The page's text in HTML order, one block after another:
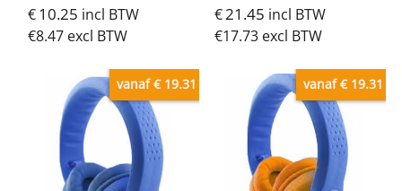
€10.25 incl BTW
€8.47 excl BTW
€21.45 incl BTW
€17.73 excl BTW
vanaf € 19.31 vanaf € 19.31